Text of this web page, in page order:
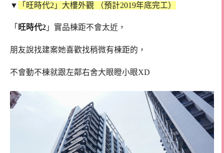
▼ 「旺時代2」大樓外觀 （預計2019年底完工）
「 旺時代2 」實品棟距不會太近，
朋友說找建案她喜歡找稍微有棟距的，
不會動不棟就跟左鄰右舍大眼瞪小眼XD